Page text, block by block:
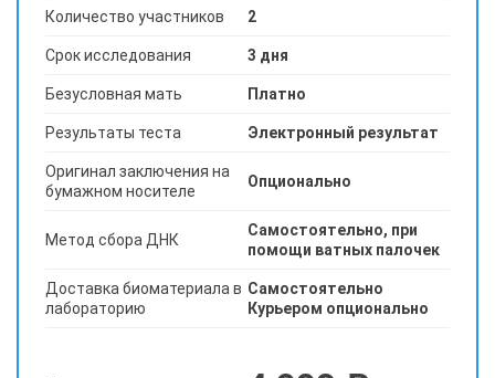
Количество участников 2
Срок исследования 3 дня
Безусловная мать Платно
Результаты теста Электронный результат
Оригинал заключения на
бумажном носителе
Опционально
Метод сбора ДНК
Самостоятельно, при
помощи ватных палочек
Доставка биоматериала в
лабораторию
Самостоятельно
Курьером опционально